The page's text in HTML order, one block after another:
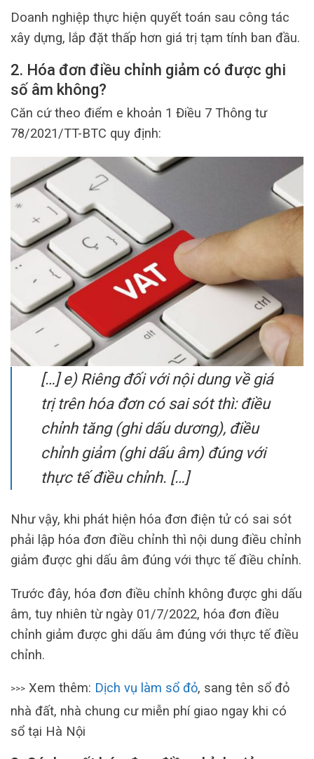
Doanh nghiệp thực hiện quyết toán sau công tác
xây dựng, lắp đặt thấp hơn giá trị tạm tính ban đầu.
2. Hóa đơn điều chỉnh giảm có được ghi
số âm không?
Căn cứ theo điểm e khoản 1 Điều 7 Thông tư
78/2021/TT-BTC quy định:
[…] e) Riêng đối với nội dung về giá
trị trên hóa đơn có sai sót thì: điều
chỉnh tăng (ghi dấu dương), điều
chỉnh giảm (ghi dấu âm) đúng với
thực tế điều chỉnh. […]
Như vậy, khi phát hiện hóa đơn điện tử có sai sót
phải lập hóa đơn điều chỉnh thì nội dung điều chỉnh
giảm được ghi dấu âm đúng với thực tế điều chỉnh.
Trước đây, hóa đơn điều chỉnh không được ghi dấu
âm, tuy nhiên từ ngày 01/7/2022, hóa đơn điều
chỉnh giảm được ghi dấu âm đúng với thực tế điều
chỉnh.
>>> Xem thêm: Dịch vụ làm sổ đỏ, sang tên sổ đỏ
nhà đất, nhà chung cư miễn phí giao ngay khi có
sổ tại Hà Nội